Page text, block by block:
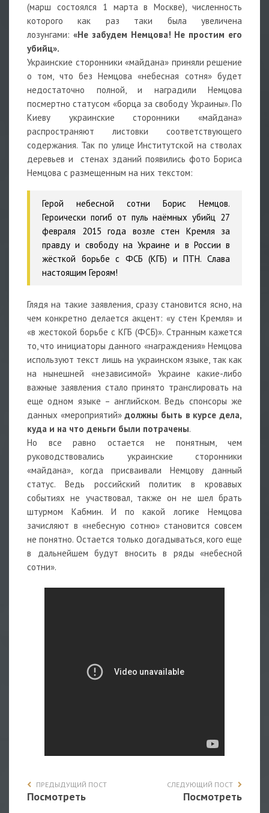
(марш состоялся 1 марта в Москве), численность
которого как раз таки была увеличена
лозунгами: «Не забудем Немцова! Не простим его
убийц».
Украинские сторонники «майдана» приняли решение
о том, что без Немцова «небесная сотня» будет
недостаточно полной, и наградили Немцова
посмертно статусом «борца за свободу Украины». По
Киеву украинские сторонники «майдана»
распространяют листовки соответствующего
содержания. Так по улице Институтской на стволах
деревьев и стенах зданий появились фото Бориса
Немцова с размещенным на них текстом:
Герой небесной сотни Борис Немцов.
Героически погиб от пуль наёмных убийц 27
февраля 2015 года возле стен Кремля за
правду и свободу на Украине и в России в
жёсткой борьбе с ФСБ (КГБ) и ПТН. Слава
настоящим Героям!
Глядя на такие заявления, сразу становится ясно, на
чем конкретно делается акцент: «у стен Кремля» и
«в жестокой борьбе с КГБ (ФСБ)». Странным кажется
то, что инициаторы данного «награждения» Немцова
используют текст лишь на украинском языке, так как
на нынешней «независимой» Украине какие-либо
важные заявления стало принято транслировать на
еще одном языке – английском. Ведь спонсоры же
данных «мероприятий»должны быть в курсе дела,
куда и на что деньги были потрачены.
Но все равно остается не понятным, чем
руководствовались украинские сторонники
«майдана», когда присваивали Немцову данный
статус. Ведь российский политик в кровавых
событиях не участвовал, также он не шел брать
штурмом Кабмин. И по какой логике Немцова
зачисляют в «небесную сотню» становится совсем
не понятно. Остается только догадываться, кого еще
в дальнейшем будут вносить в ряды «небесной
сотни».
ПРЕДЫДУЩИЙ ПОСТ
Посмотреть
СЛЕДУЮЩИЙ ПОСТ
Посмотреть